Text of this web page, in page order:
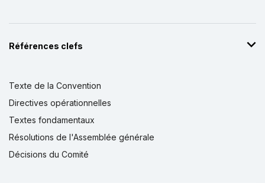
Références clefs
Texte de la Convention
Directives opérationnelles
Textes fondamentaux
Résolutions de l'Assemblée générale
Décisions du Comité